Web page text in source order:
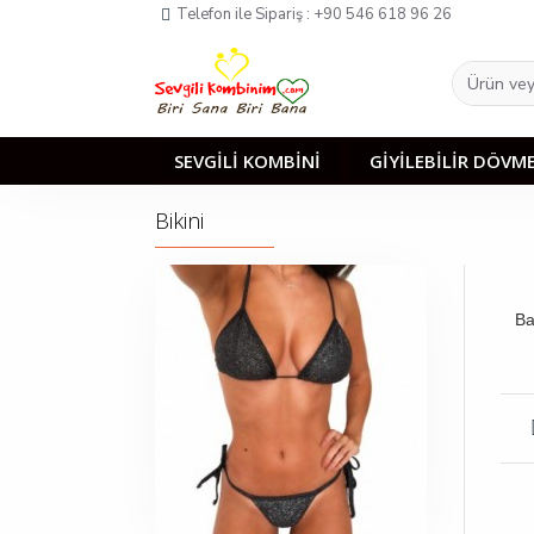
Telefon ile Sipariş : +90 546 618 96 26
SEVGİLİ KOMBİNİ GİYİLEBİLİR
Bikini